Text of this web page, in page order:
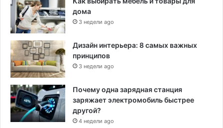
дома
3 недели ago
Дизайн интерьера: 8 самых важных
принципов
3 недели ago
Почему одна зарядная станция
заряжает электромобиль быстрее
другой?
4 недели ago